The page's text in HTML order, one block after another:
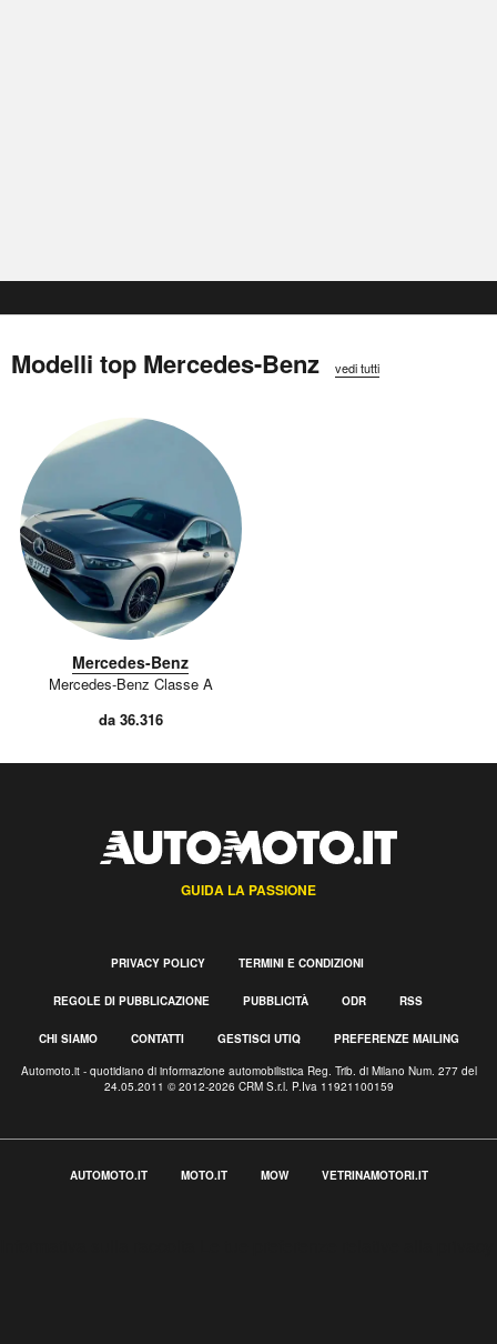
Modelli top Mercedes-Benz vedi tutti
Mercedes-Benz
Mercedes-Benz Classe A
da 36.316
GUIDA LA PASSIONE
PRIVACY POLICY TERMINI E CONDIZIONI
REGOLE DI PUBBLICAZIONE PUBBLICITÀ ODR RSS
CHI SIAMO CONTATTI GESTISCI UTIQ PREFERENZE MAILING
Automoto.it - quotidiano di informazione automobilistica Reg. Trib. di Milano Num. 277 del
24.05.2011 © 2012-2026 CRM S.r.l. P.Iva 11921100159
AUTOMOTO.IT MOTO.IT MOW VETRINAMOTORI.IT